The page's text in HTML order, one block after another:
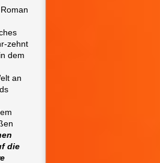
zehnt
dem
an
die